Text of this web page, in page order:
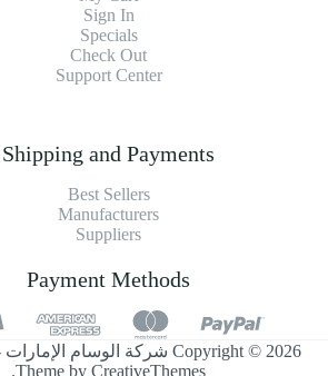
Sign In
Specials
Check Out
Support Center
Shipping and Payments
Best Sellers
Manufacturers
Suppliers
Payment Methods
Theme byCreativeThemes
.